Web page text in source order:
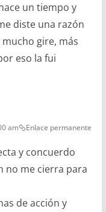
un tiempo y
diste una razón
gire, más
eso la fui
am Enlace permanente
y concuerdo
no me cierra para
de acción y